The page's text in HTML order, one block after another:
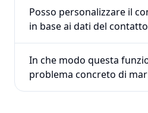
Posso personalizzare il
in base ai dati del
In che modo questa
problema concreto di